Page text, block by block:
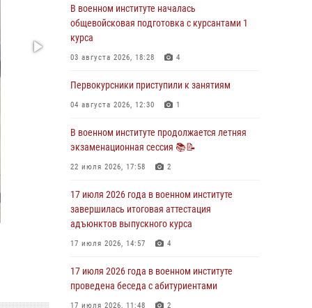
29 июля 2026 года в военном институте
состоялась церемония приведения
военнослужащих к Военной присяге
29 июля 2026, 06:45 2
29 июля 2026 года курсанты военного
института успешно сдали экзамен по
29 июля 2026, 06:41 6
28 июля 2026 года в военном институте
молебен
28 июля 2026, 13:39 7
В военном институте завершается летняя
28 июля 2026, 10:41 1
В военном институте началась
общевойсковая подготовка с курсантами 1
курса
03 августа 2026, 18:28 4
Первокурсники приступили к занятиям
04 августа 2026, 12:30 1
В военном институте продолжается летняя
экзаменационная сессия 📚📝
22 июля 2026, 17:58 2
17 июля 2026 года в военном институте
завершилась итоговая аттестация
адъюнктов выпускного курса
17 июля 2026, 14:57 4
17 июля 2026 года в военном институте
проведена беседа с абитуриентами
17 июля 2026, 11:48 2